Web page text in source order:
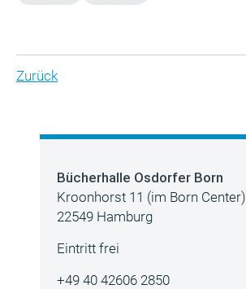
Zurück
Bücherhalle Osdorfer Born
Kroonhorst 11 (im Born Center)
22549 Hamburg
Eintritt frei
+49 40 42606 2850